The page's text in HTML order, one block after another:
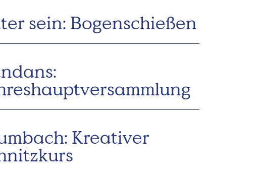
sein: Bogenschießen
Kreativer